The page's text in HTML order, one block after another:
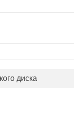
диска